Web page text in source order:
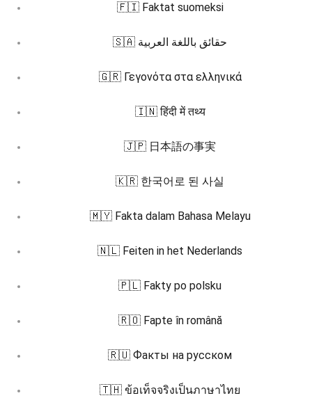
🇫🇮 Faktat suomeksi
🇸🇦 حقائق باللغة العربية
🇬🇷 Γεγονότα στα ελληνικά
🇮🇳 हिंदी में तथ्य
🇯🇵 日本語の事実
🇰🇷 한국어로 된 사실
🇲🇾 Fakta dalam Bahasa Melayu
🇳🇱 Feiten in het Nederlands
🇵🇱 Fakty po polsku
🇷🇴 Fapte în română
🇷🇺 Факты на русском
🇹🇭 ข้อเท็จจริงเป็นภาษาไทย